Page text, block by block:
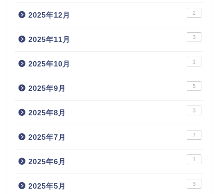
2025年12月 2
2025年11月 3
2025年10月 1
2025年9月 5
2025年8月 3
2025年7月 7
2025年6月 1
2025年5月 3